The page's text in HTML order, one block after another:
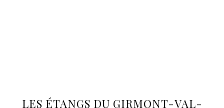
LES ÉTANGS DU GIRMONT-VAL-